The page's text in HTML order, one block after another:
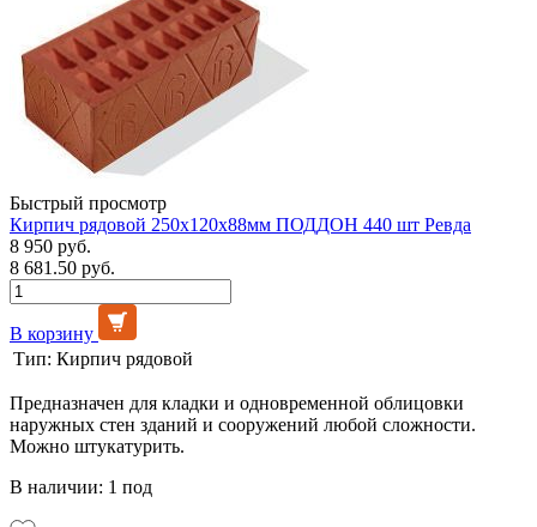
Быстрый просмотр
Кирпич рядовой 250х120х88мм ПОДДОН 440 шт Ревда
8 950 руб.
8 681.50 руб.
В корзину
Тип: Кирпич рядовой
Предназначен для кладки и одновременной облицовки
наружных стен зданий и сооружений любой сложности.
Можно штукатурить.
В наличии: 1 под